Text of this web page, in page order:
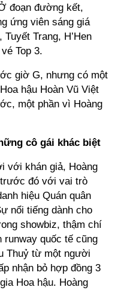
đoạn đường kết,
ứng viên sáng giá
Trang, H’Hen
Top 3.
giờ G, nhưng có một
hậu Hoàn Vũ Việt
một phần vì Hoàng
cô gái khác biệt
với khán giả, Hoàng
đó với vai trò
hiệu Quán quân
nổi tiếng dành cho
showbiz, thậm chí
runway quốc tế cũng
Thuỷ từ một người
nhận bỏ hợp đồng 3
Hoa hậu. Hoàng